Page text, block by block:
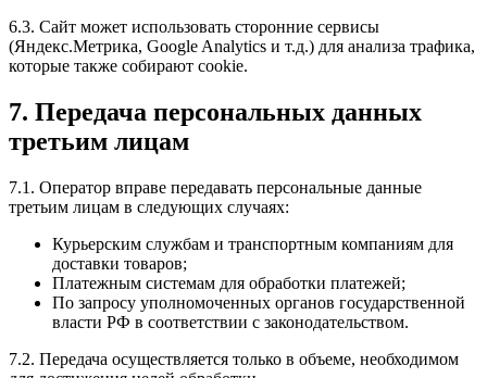
6.3. Сайт может использовать сторонние сервисы
(Яндекс.Метрика, Google Analytics и т.д.) для анализа трафика,
которые также собирают cookie.
7. Передача персональных данных
третьим лицам
7.1. Оператор вправе передавать персональные данные
третьим лицам в следующих случаях:
Курьерским службам и транспортным компаниям для
доставки товаров;
Платежным системам для обработки платежей;
По запросу уполномоченных органов государственной
власти РФ в соответствии с законодательством.
7.2. Передача осуществляется только в объеме, необходимом